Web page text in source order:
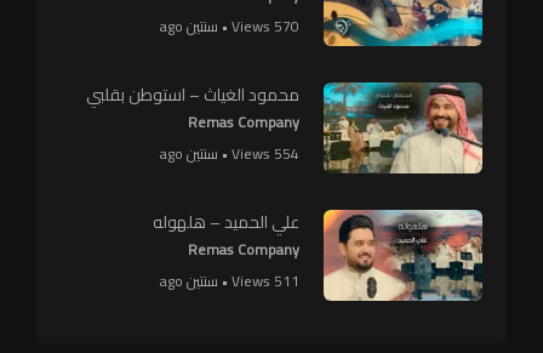
570 Views • سنتين ago
محمود الغياث – استوطن بقلبي
Remas Company
554 Views • سنتين ago
علي الحميد – هلهوله
Remas Company
511 Views • سنتين ago